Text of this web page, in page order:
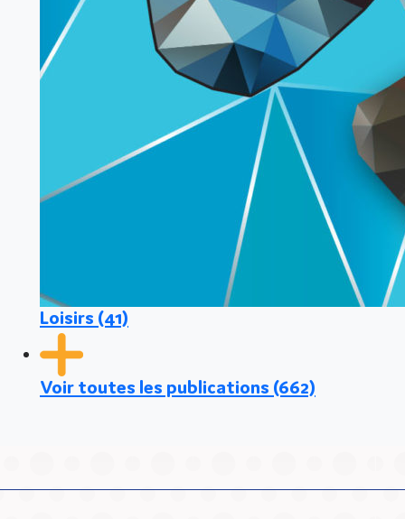
Loisirs (41)
Voir toutes les publications (662)